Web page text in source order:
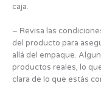
caja.
– Revisa las
del producto para
allá del empaque.
productos reales, lo
clara de lo que estás